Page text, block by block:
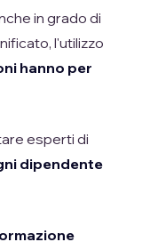
in grado di
l'utilizzo
hanno per
esperti di
dipendente